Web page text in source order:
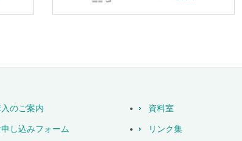
入のご案内
申し込みフォーム
資料室
リンク集